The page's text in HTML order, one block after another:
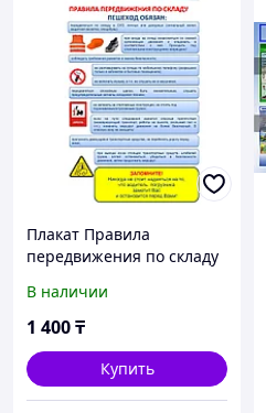
Плакат Правила
передвижения по складу
В наличии
1 400₸
Купить